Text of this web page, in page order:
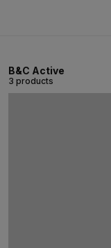
B&C Active
3 products